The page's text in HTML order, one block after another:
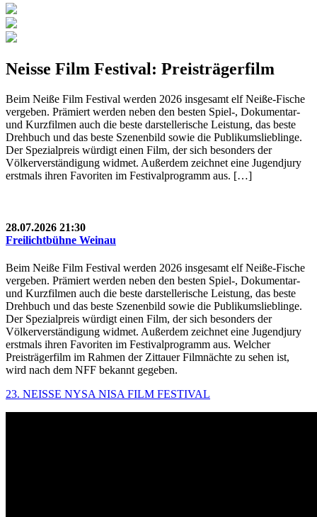
Neisse Film Festival: Preisträgerfilm
Beim Neiße Film Festival werden 2026 insgesamt elf Neiße-Fische
vergeben. Prämiert werden neben den besten Spiel-, Dokumentar-
und Kurzfilmen auch die beste darstellerische Leistung, das beste
Drehbuch und das beste Szenenbild sowie die Publikumslieblinge.
Der Spezialpreis würdigt einen Film, der sich besonders der
Völkerverständigung widmet. Außerdem zeichnet eine Jugendjury
erstmals ihren Favoriten im Festivalprogramm aus. […]
28.07.2026 21:30
Freilichtbühne Weinau
Beim Neiße Film Festival werden 2026 insgesamt elf Neiße-Fische
vergeben. Prämiert werden neben den besten Spiel-, Dokumentar-
und Kurzfilmen auch die beste darstellerische Leistung, das beste
Drehbuch und das beste Szenenbild sowie die Publikumslieblinge.
Der Spezialpreis würdigt einen Film, der sich besonders der
Völkerverständigung widmet. Außerdem zeichnet eine Jugendjury
erstmals ihren Favoriten im Festivalprogramm aus. Welcher
Preisträgerfilm im Rahmen der Zittauer Filmnächte zu sehen ist,
wird nach dem NFF bekannt gegeben.
23. NEISSE NYSA NISA FILM FESTIVAL